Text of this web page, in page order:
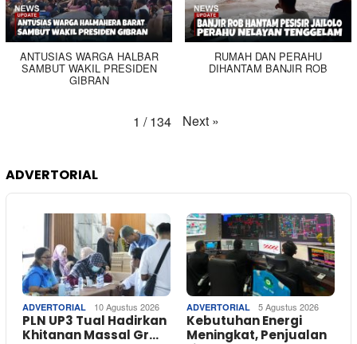
ANTUSIAS WARGA HALBAR
SAMBUT WAKIL PRESIDEN
GIBRAN
RUMAH DAN PERAHU
DIHANTAM BANJIR ROB
1 / 134 Next »
ADVERTORIAL
ADVERTORIAL 10 Agustus 2026
PLN UP3 Tual Hadirkan
Khitanan Massal Gr…
ADVERTORIAL 5 Agustus 2026
Kebutuhan Energi
Meningkat, Penjualan